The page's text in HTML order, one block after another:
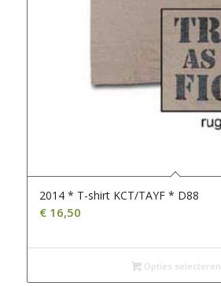
2014 * T-shirt KCT/TAYF * D88
€16,50
Opties selecteren